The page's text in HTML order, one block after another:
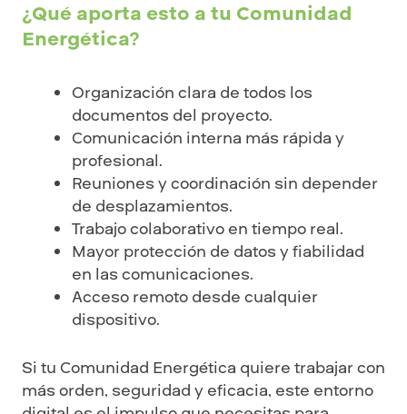
¿Qué aporta esto a tu Comunidad
Energética?
Organización clara de todos los
documentos del proyecto.
Comunicación interna más rápida y
profesional.
Reuniones y coordinación sin depender
de desplazamientos.
Trabajo colaborativo en tiempo real.
Mayor protección de datos y fiabilidad
en las comunicaciones.
Acceso remoto desde cualquier
dispositivo.
Si tu Comunidad Energética quiere trabajar con
más orden, seguridad y eficacia, este entorno